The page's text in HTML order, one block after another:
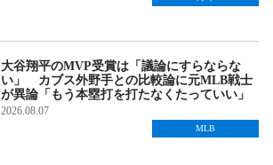
大谷翔平のMVP受賞は「議論にすらならな
い」 カブス外野手との比較論に元MLB戦士
が異論「もう本塁打を打たなくたっていい」
2026.08.07
MLB